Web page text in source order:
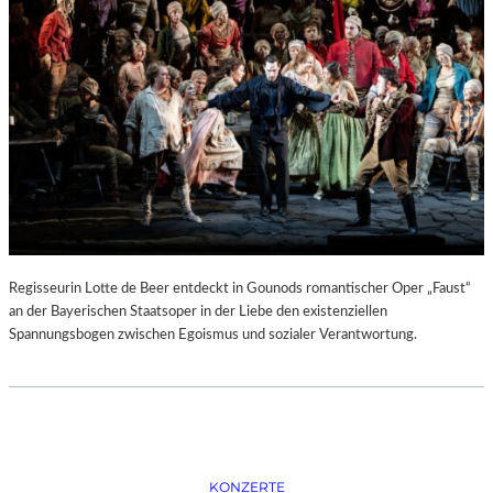
–
K
Ü
N
S
T
L
E
R
,
T
M
Regisseurin Lotte de Beer entdeckt in Gounods romantischer Oper „Faust“
an der Bayerischen Staatsoper in der Liebe den existenziellen
Spannungsbogen zwischen Egoismus und sozialer Verantwortung.
KONZERTE